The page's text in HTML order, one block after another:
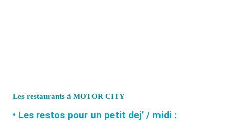
Les restaurants à MOTOR CITY
• Les restos pour un petit dej’ / midi :